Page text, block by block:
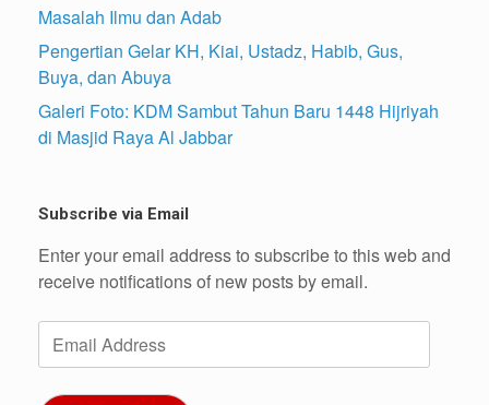
Masalah Ilmu dan Adab
Pengertian Gelar KH, Kiai, Ustadz, Habib, Gus,
Buya, dan Abuya
Galeri Foto: KDM Sambut Tahun Baru 1448 Hijriyah
di Masjid Raya Al Jabbar
Subscribe via Email
Enter your email address to subscribe to this web and
receive notifications of new posts by email.
Email
Address